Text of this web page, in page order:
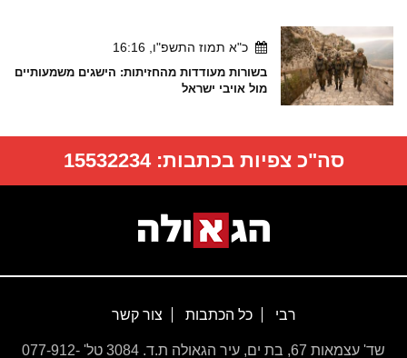
כ"א תמוז התשפ"ו, 16:16
בשורות מעודדות מהחזיתות: הישגים משמעותיים
מול אויבי ישראל
סה"כ צפיות בכתבות:15532234
רבי כל הכתבות צור קשר
שד' עצמאות 67, בת ים, עיר הגאולה ת.ד. 3084 טל' 077-912-